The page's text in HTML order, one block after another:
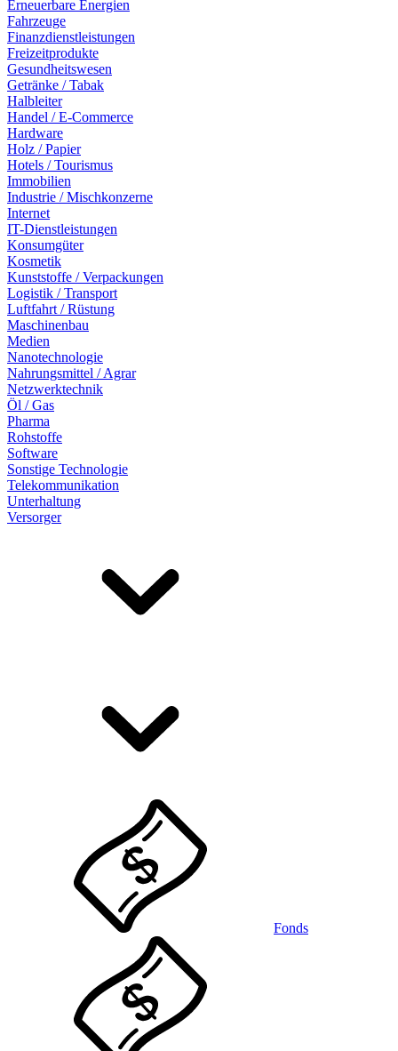
Erneuerbare Energien
Fahrzeuge
Finanzdienstleistungen
Freizeitprodukte
Gesundheitswesen
Getränke / Tabak
Halbleiter
Handel / E-Commerce
Hardware
Holz / Papier
Hotels / Tourismus
Immobilien
Industrie / Mischkonzerne
Internet
IT-Dienstleistungen
Konsumgüter
Kosmetik
Kunststoffe / Verpackungen
Logistik / Transport
Luftfahrt / Rüstung
Maschinenbau
Medien
Nanotechnologie
Nahrungsmittel / Agrar
Netzwerktechnik
Öl / Gas
Pharma
Rohstoffe
Software
Sonstige Technologie
Telekommunikation
Unterhaltung
Versorger
Fonds